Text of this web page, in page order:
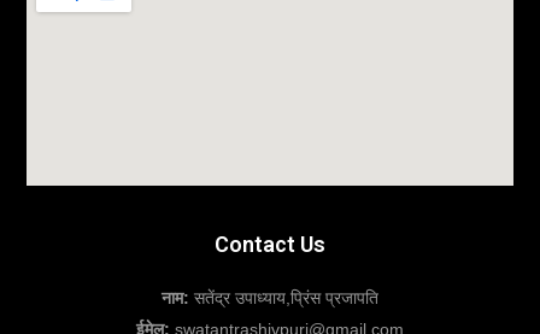
Contact Us
नाम: सतेंद्र उपाध्याय,प्रिंस प्रजापति
ईमेल: swatantrashivpuri@gmail.com